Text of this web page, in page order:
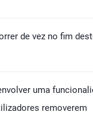
de vez no fim
uma
removerem